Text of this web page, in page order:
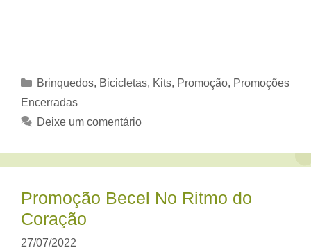
Categorias
Brinquedos, Bicicletas, Kits, Promoção, Promoções
Encerradas
Deixe um comentário
Promoção Becel No Ritmo do
Coração
27/07/2022